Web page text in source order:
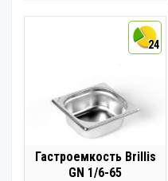
24
Гастроемкость Brillis
GN 1/6-65